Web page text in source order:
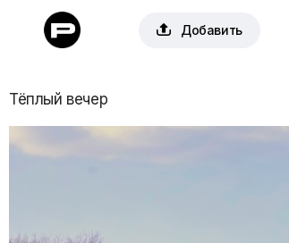
 Добавить
Тёплый вечер